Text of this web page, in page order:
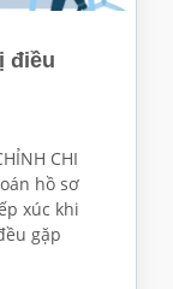
điều
CHI
hồ sơ
xúc khi
gặp